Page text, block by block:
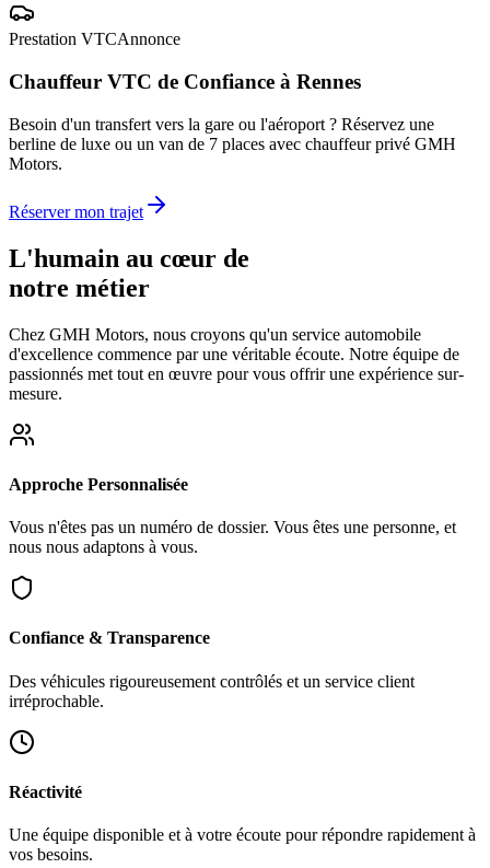
Prestation VTCAnnonce
Chauffeur VTC de Confiance à Rennes
Besoin d'un transfert vers la gare ou l'aéroport ? Réservez une
berline de luxe ou un van de 7 places avec chauffeur privé GMH
Motors.
Réserver mon trajet
L'humain au cœur de
notre métier
Chez GMH Motors, nous croyons qu'un service automobile
d'excellence commence par une véritable écoute. Notre équipe de
passionnés met tout en œuvre pour vous offrir une expérience sur-
mesure.
Approche Personnalisée
Vous n'êtes pas un numéro de dossier. Vous êtes une personne, et
nous nous adaptons à vous.
Confiance & Transparence
Des véhicules rigoureusement contrôlés et un service client
irréprochable.
Réactivité
Une équipe disponible et à votre écoute pour répondre rapidement à
vos besoins.